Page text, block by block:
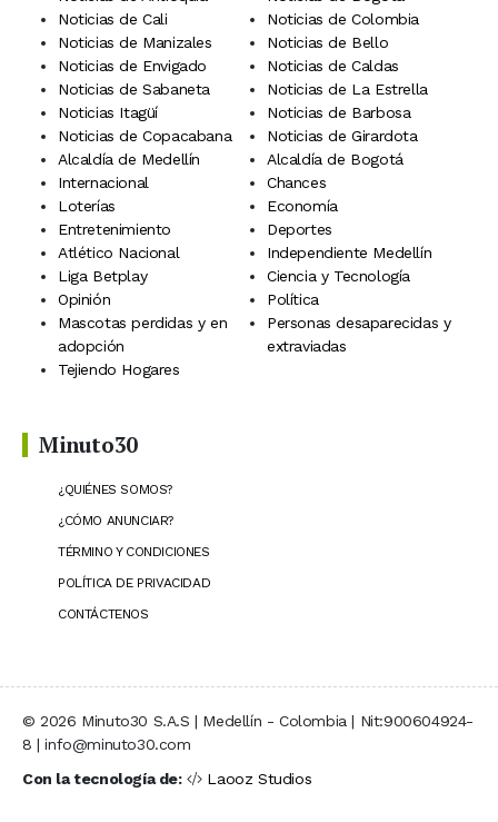
Noticias de Cali
Noticias de Colombia
Noticias de Manizales
Noticias de Bello
Noticias de Envigado
Noticias de Caldas
Noticias de Sabaneta
Noticias de La Estrella
Noticias Itagüí
Noticias de Barbosa
Noticias de Copacabana
Noticias de Girardota
Alcaldía de Medellín
Alcaldía de Bogotá
Internacional
Chances
Loterías
Economía
Entretenimiento
Deportes
Atlético Nacional
Independiente Medellín
Liga Betplay
Ciencia y Tecnología
Opinión
Política
Mascotas perdidas y en
adopción
Personas desaparecidas y
extraviadas
Tejiendo Hogares
Minuto30
¿QUIÉNES SOMOS?
¿CÓMO ANUNCIAR?
TÉRMINO Y CONDICIONES
POLÍTICA DE PRIVACIDAD
CONTÁCTENOS
© 2026 Minuto30 S.A.S | Medellín - Colombia | Nit:900604924-
8 | info@minuto30.com
Con la tecnología de:
Laooz Studios